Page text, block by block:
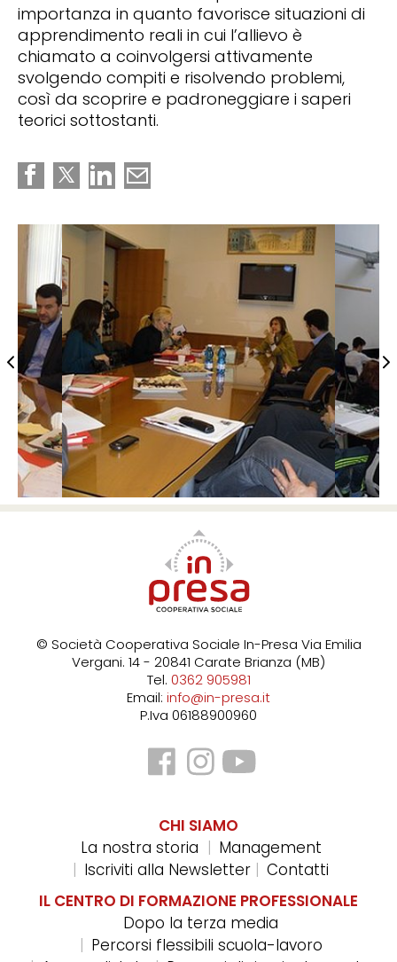
importanza in quanto favorisce situazioni di
apprendimento reali in cui l’allievo è
chiamato a coinvolgersi attivamente
svolgendo compiti e risolvendo problemi,
così da scoprire e padroneggiare i saperi
teorici sottostanti.
© Società Cooperativa Sociale In-Presa Via Emilia
Vergani. 14 - 20841 Carate Brianza (MB)
Tel. 0362 905981
Email: info@in-presa.it
P.Iva 06188900960
CHI SIAMO
La nostra storia
Management
Iscriviti alla Newsletter
Contatti
IL CENTRO DI FORMAZIONE PROFESSIONALE
Dopo la terza media
Percorsi flessibili scuola-lavoro